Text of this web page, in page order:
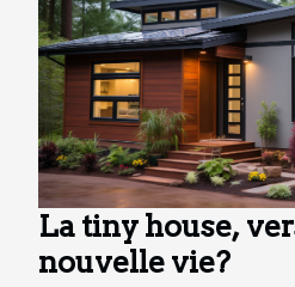
La tiny house,
nouvelle vie?